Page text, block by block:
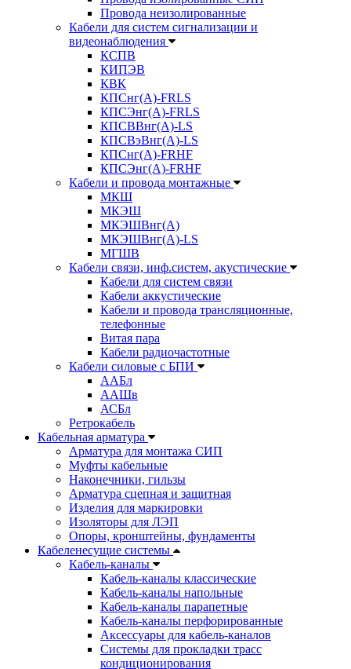
Провода неизолированные
Кабели для систем сигнализации и
видеонаблюдения
КСПВ
КИПЭВ
КВК
КПСнг(А)-FRLS
КПСЭнг(А)-FRLS
КПСВВнг(А)-LS
КПСВэВнг(А)-LS
КПСнг(А)-FRHF
КПСЭнг(А)-FRHF
Кабели и провода монтажные
МКШ
МКЭШ
МКЭШВнг(А)
МКЭШВнг(А)-LS
МГШВ
Кабели связи, инф.систем, акустические
Кабели для систем связи
Кабели аккустические
Кабели и провода трансляционные,
телефонные
Витая пара
Кабели радиочастотные
Кабели силовые с БПИ
ААБл
ААШв
АСБл
Ретрокабель
Кабельная арматура
Арматура для монтажа СИП
Муфты кабельные
Наконечники, гильзы
Арматура сцепная и защитная
Изделия для маркировки
Изоляторы для ЛЭП
Опоры, кронштейны, фундаменты
Кабеленесущие системы
Кабель-каналы
Кабель-каналы классические
Кабель-каналы напольные
Кабель-каналы парапетные
Кабель-каналы перфорированные
Аксессуары для кабель-каналов
Системы для прокладки трасс
кондиционирования